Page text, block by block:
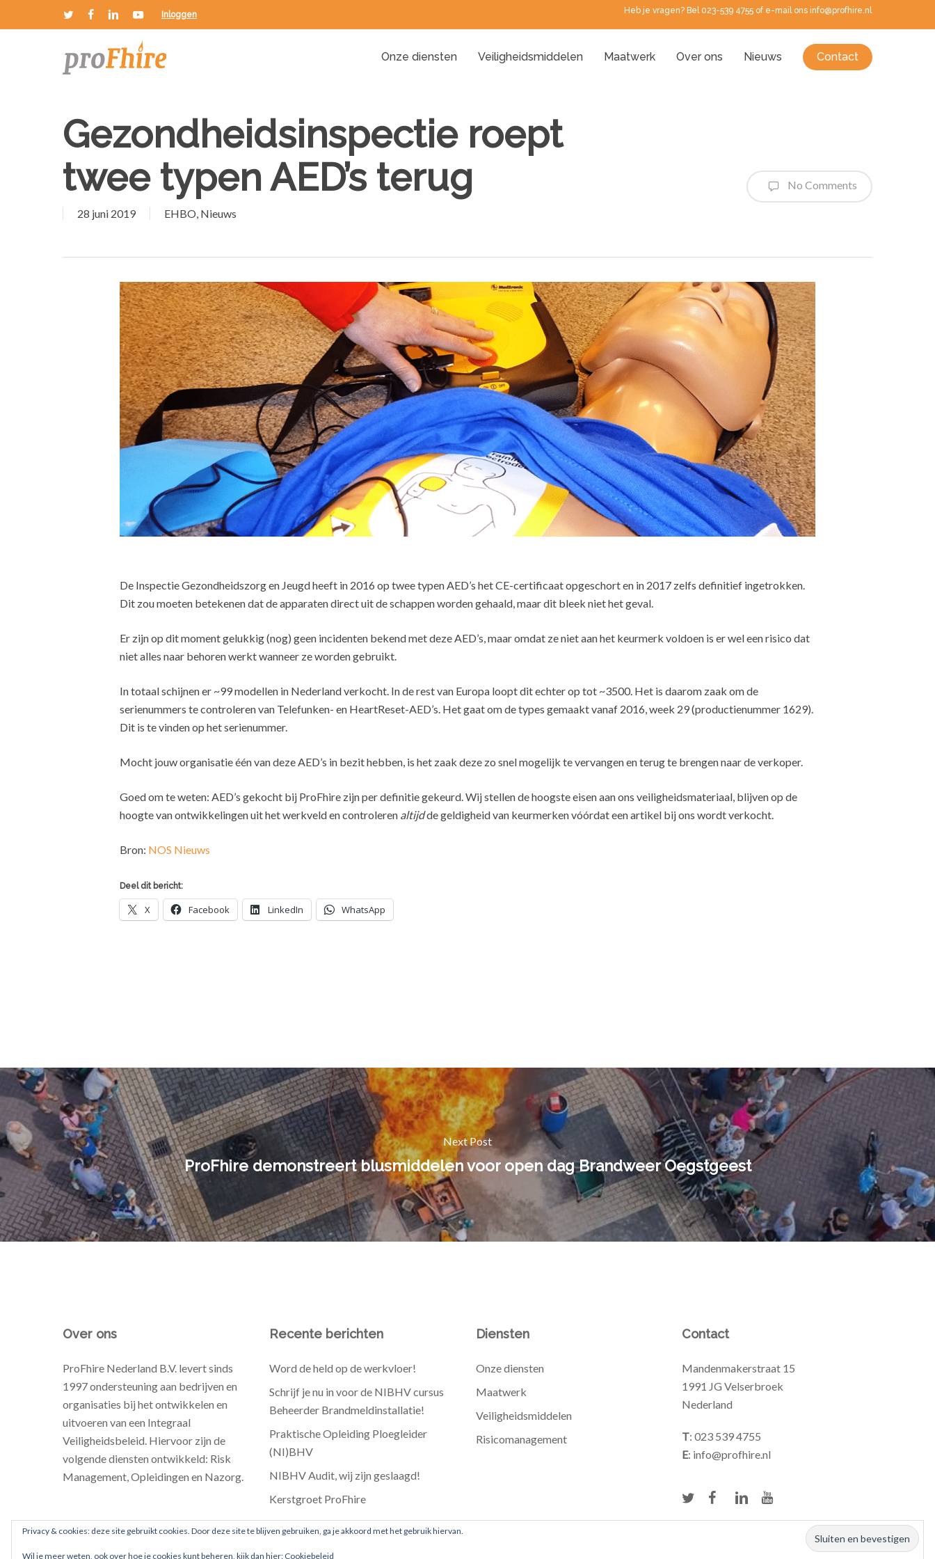
to
Inloggen Heb je vragen? Bel 023-539 4755 of e-mail ons info@profhire.nl
Onze diensten Veiligheidsmiddelen Maatwerk Over ons Nieuws Contact
Gezondheidsinspectie roept
twee typen AED’s terug
28 juni 2019 EHBO, Nieuws
No Comments
De Inspectie Gezondheidszorg en Jeugd heeft in 2016 op twee typen AED’s het CE-certificaat opgeschort en in 2017 zelfs definitief ingetrokken.
Dit zou moeten betekenen dat de apparaten direct uit de schappen worden gehaald, maar dit bleek niet het geval.
Er zijn op dit moment gelukkig (nog) geen incidenten bekend met deze AED’s, maar omdat ze niet aan het keurmerk voldoen is er wel een risico dat
niet alles naar behoren werkt wanneer ze worden gebruikt.
In totaal schijnen er ~99 modellen in Nederland verkocht. In de rest van Europa loopt dit echter op tot ~3500. Het is daarom zaak om de
serienummers te controleren van Telefunken- en HeartReset-AED’s. Het gaat om de types gemaakt vanaf 2016, week 29 (productienummer 1629).
Dit is te vinden op het serienummer.
Mocht jouw organisatie één van deze AED’s in bezit hebben, is het zaak deze zo snel mogelijk te vervangen en terug te brengen naar de verkoper.
Goed om te weten: AED’s gekocht bij ProFhire zijn per definitie gekeurd. Wij stellen de hoogste eisen aan ons veiligheidsmateriaal, blijven op de
hoogte van ontwikkelingen uit het werkveld en controleren altijdde geldigheid van keurmerken vóórdat een artikel bij ons wordt verkocht.
Bron: NOS Nieuws
Deel dit bericht:
X Facebook LinkedIn WhatsApp
Next Post
ProFhire demonstreert blusmiddelen voor open dag Brandweer Oegstgeest
Over ons
ProFhire Nederland B.V. levert sinds
1997 ondersteuning aan bedrijven en
organisaties bij het ontwikkelen en
uitvoeren van een Integraal
Veiligheidsbeleid. Hiervoor zijn de
volgende diensten ontwikkeld: Risk
Management, Opleidingen en Nazorg.
Recente berichten
Word de held op de werkvloer!
Schrijf je nu in voor de NIBHV cursus
Beheerder Brandmeldinstallatie!
Praktische Opleiding Ploegleider
(NI)BHV
NIBHV Audit, wij zijn geslaagd!
Kerstgroet ProFhire
Diensten
Onze diensten
Maatwerk
Veiligheidsmiddelen
Risicomanagement
Contact
Mandenmakerstraat 15
1991 JG Velserbroek
Nederland
T: 023 539 4755
E: info@profhire.nl
Privacy & cookies: deze site gebruikt cookies. Door deze site te blijven gebruiken, ga je akkoord met het gebruik hiervan.
Wil je meer weten, ook over hoe je cookies kunt beheren, kijk dan hier: Cookiebeleid